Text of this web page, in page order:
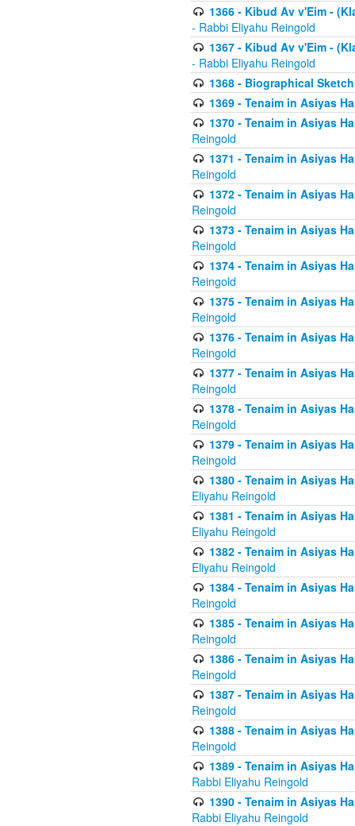
1366 - Kibud Av v'Eim -
- Rabbi Eliyahu Reingold
1367 - Kibud Av v'Eim -
- Rabbi Eliyahu Reingold
1368 - Biographical
1369 - Tenaim in Asiyas
1370 - Tenaim in Asiyas
Reingold
1371 - Tenaim in Asiyas
Reingold
1372 - Tenaim in Asiyas
Reingold
1373 - Tenaim in Asiyas
Reingold
1374 - Tenaim in Asiyas
Reingold
1375 - Tenaim in Asiyas
Reingold
1376 - Tenaim in Asiyas
Reingold
1377 - Tenaim in Asiyas
Reingold
1378 - Tenaim in Asiyas
Reingold
1379 - Tenaim in Asiyas
Reingold
1380 - Tenaim in Asiyas
Eliyahu Reingold
1381 - Tenaim in Asiyas
Eliyahu Reingold
1382 - Tenaim in Asiyas
Eliyahu Reingold
1384 - Tenaim in Asiyas
Reingold
1385 - Tenaim in Asiyas
Reingold
1386 - Tenaim in Asiyas
Reingold
1387 - Tenaim in Asiyas
Reingold
1388 - Tenaim in Asiyas
Reingold
1389 - Tenaim in Asiyas
Rabbi Eliyahu Reingold
1390 - Tenaim in Asiyas
Rabbi Eliyahu Reingold